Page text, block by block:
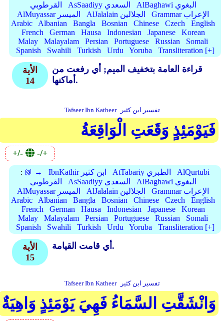
القرطوبي
AsSaadiyy السعدي
AlBaghawi البغوي
AlMuyassar الميسر
AlJalalain الجلالين
Grammar الإعراب
Arabic
Albanian Bangla Bosnian Chinese Czech
English
French
German Hausa Indonesian Japanese
Korean
Malay
Malayalam Persian Portuguese Russian
Somali
Spanish
Swahili Turkish Urdu Yoruba Transliteration [+]
الأية
14
قراءة العامة بتخفيف الميم; أي رفعت من
أماكنها.
Tafseer Ibn Katheer تفسير ابن كثير
فَيَوْمَئِذٍ وَقَعَتِ الْوَاقِعَةُ
+/- -/+
: 📗 → IbnKathir ابن كثير AtTabariy الطبري
AlQurtubi
القرطوبي
AsSaadiyy السعدي
AlBaghawi البغوي
AlMuyassar الميسر
AlJalalain الجلالين
Grammar الإعراب
Arabic
Albanian Bangla Bosnian Chinese Czech
English
French
German Hausa Indonesian Japanese
Korean
Malay
Malayalam Persian Portuguese Russian
Somali
Spanish
Swahili Turkish Urdu Yoruba Transliteration [+]
الأية
15
أي قامت القيامة.
Tafseer Ibn Katheer تفسير ابن كثير
وَانْشَقَّتِ السَّمَاءُ فَهِيَ يَوْمَئِذٍ وَاهِيَةٌ